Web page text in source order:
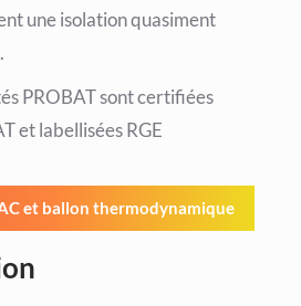
une isolation quasiment
PROBAT sont certifiées
et labellisées RGE
et ballon thermodynamique